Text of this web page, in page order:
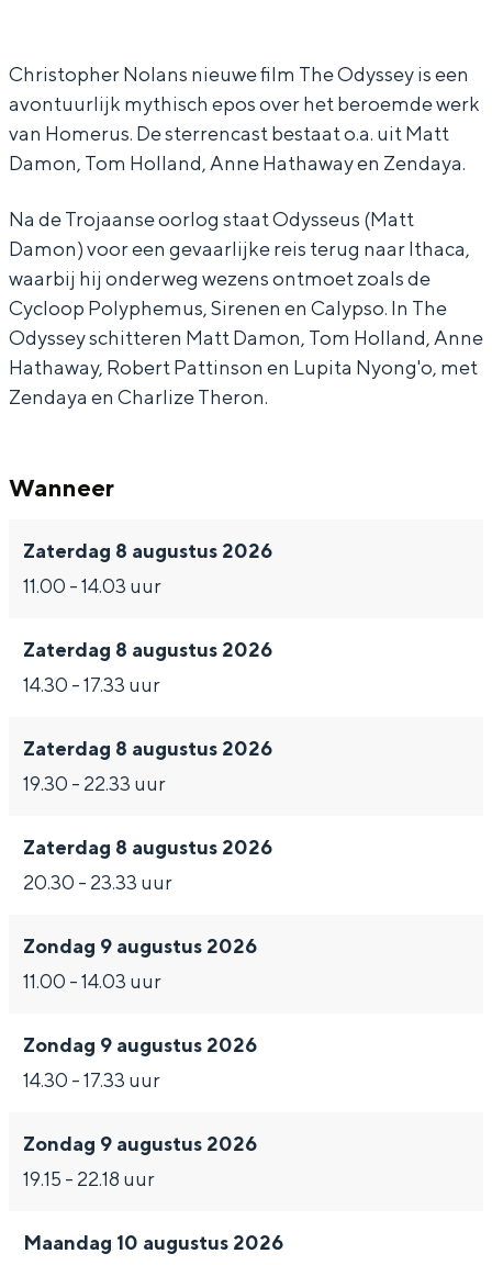
s
e
y
y
s
s
e
y
d
y
s
s
e
y
s
e
y
O
d
y
s
s
e
y
Christopher Nolans nieuwe film The Odyssey is een
avontuurlijk mythisch epos over het beroemde werk
van Homerus. De sterrencast bestaat o.a. uit Matt
Damon, Tom Holland, Anne Hathaway en Zendaya.
Na de Trojaanse oorlog staat Odysseus (Matt
Damon) voor een gevaarlijke reis terug naar Ithaca,
waarbij hij onderweg wezens ontmoet zoals de
Cycloop Polyphemus, Sirenen en Calypso. In The
Odyssey schitteren Matt Damon, Tom Holland, Anne
Hathaway, Robert Pattinson en Lupita Nyong'o, met
Zendaya en Charlize Theron.
Wanneer
Zaterdag 8 augustus 2026
11.00 - 14.03 uur
Zaterdag 8 augustus 2026
14.30 - 17.33 uur
Zaterdag 8 augustus 2026
19.30 - 22.33 uur
Zaterdag 8 augustus 2026
20.30 - 23.33 uur
Zondag 9 augustus 2026
11.00 - 14.03 uur
Zondag 9 augustus 2026
14.30 - 17.33 uur
Zondag 9 augustus 2026
19.15 - 22.18 uur
Maandag 10 augustus 2026